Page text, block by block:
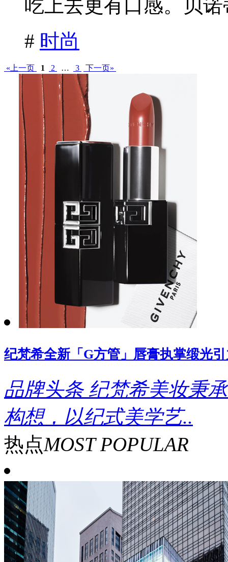
吃上去更有口感。贝
# 时尚
«上一页 1 2 … 3 下一页»
纪梵希全新「G方管」唇膏执掌缎光
品牌头条 纪梵希美妆秉
构想，以纪式美学艺..
热点MOST POPULAR